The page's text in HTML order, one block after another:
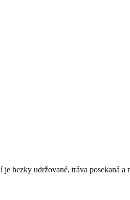
hezky udržované, tráva posekaná